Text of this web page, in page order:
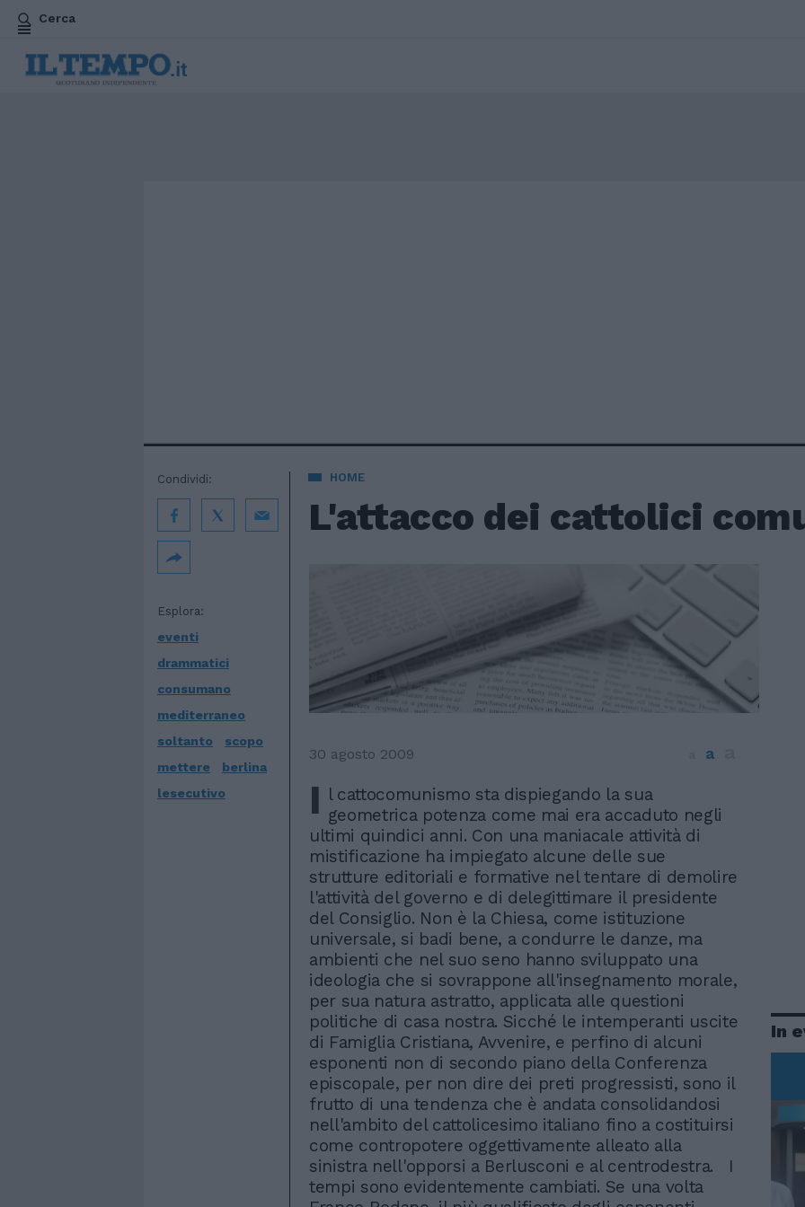
Cerca
HOME
L'attacco dei cattolici
Esplora:
eventi
drammatici
consumano
mediterraneo
soltanto
scopo
mettere
berlina
lesecutivo
Condividi:
30 agosto 2009 a
I l cattocomunismo sta dispiegando la sua
geometrica potenza come mai era accaduto negli
ultimi quindici anni. Con una maniacale attività di
mistificazione ha impiegato alcune delle sue
strutture editoriali e formative nel tentare di demolire
l'attività del governo e di delegittimare il presidente
del Consiglio. Non è la Chiesa, come istituzione
universale, si badi bene, a condurre le danze, ma
ambienti che nel suo seno hanno sviluppato una
ideologia che si sovrappone all'insegnamento morale,
per sua natura astratto, applicata alle questioni
politiche di casa nostra. Sicché le intemperanti uscite
di Famiglia Cristiana, Avvenire, e perfino di alcuni
esponenti non di secondo piano della Conferenza
episcopale, per non dire dei preti progressisti, sono il
frutto di una tendenza che è andata consolidandosi
nell'ambito del cattolicesimo italiano fino a costituirsi
come contropotere oggettivamente alleato alla
sinistra nell'opporsi a Berlusconi e al centrodestra. I
tempi sono evidentemente cambiati. Se una volta
In